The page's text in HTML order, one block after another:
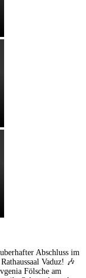
Abschluss im
Vaduz! 🎶
Fölsche am